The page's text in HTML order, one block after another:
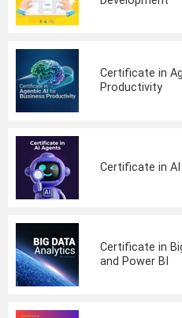
Certificate in
Productivity
Certificate in
Certificate in
and Power BI